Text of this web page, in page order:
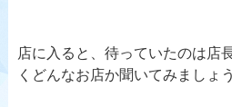
店に入ると、待っていたのは店
くどんなお店か聞いてみましょう